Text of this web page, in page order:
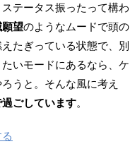
テータス振ったって構わ
望のようなムードで頭の
たぎっている状態で、別
いモードにあるなら、ケ
うと。そんな風に考え
ごしています。